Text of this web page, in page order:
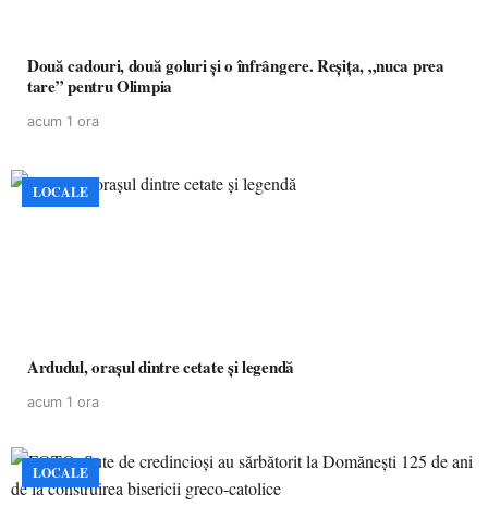
Două cadouri, două goluri și o înfrângere. Reșița, „nuca prea
tare” pentru Olimpia
acum 1 ora
LOCALE
Ardudul, orașul dintre cetate și legendă
acum 1 ora
LOCALE